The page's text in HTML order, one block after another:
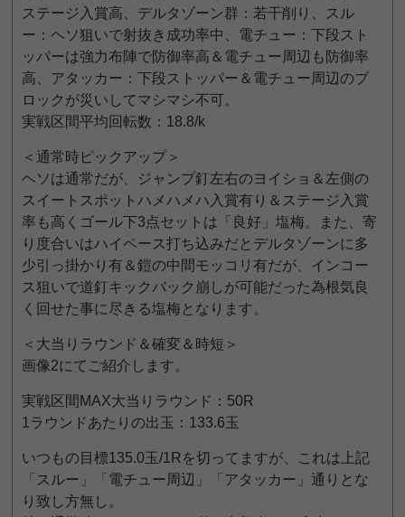
ステージ入賞高、デルタゾーン群：若干削り、スル
ー：ヘソ狙いで射抜き成功率中、電チュー：下段スト
ッパーは強力布陣で防御率高＆電チュー周辺も防御率
高、アタッカー：下段ストッパー＆電チュー周辺のブ
ロックが災いしてマシマシ不可。
実戦区間平均回転数：18.8/k
＜通常時ピックアップ＞
ヘソは通常だが、ジャンプ釘左右のヨイショ＆左側の
スイートスポットハメハメハ入賞有り＆ステージ入賞
率も高くゴール下3点セットは「良好」塩梅。また、寄
り度合いはハイペース打ち込みだとデルタゾーンに多
少引っ掛かり有＆鎧の中間モッコリ有だが、インコー
ス狙いで道釘キックバック崩しが可能だった為根気良
く回せた事に尽きる塩梅となります。
＜大当りラウンド＆確変＆時短＞
画像2にてご紹介します。
実戦区間MAX大当りラウンド：50R
1ラウンドあたりの出玉：133.6玉
いつもの目標135.0玉/1Rを切ってますが、これは上記
「スルー」「電チュー周辺」「アタッカー」通りとな
り致し方無し。